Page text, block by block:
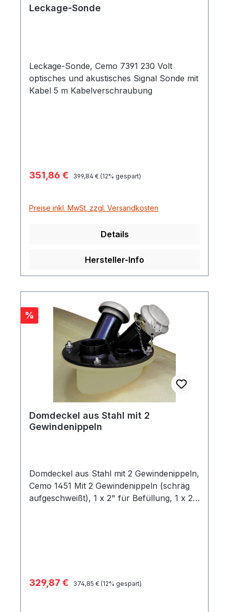
Leckage-Sonde
Leckage-Sonde, Cemo 7391 230 Volt
optisches und akustisches Signal Sonde mit
Kabel 5 m Kabelverschraubung
Verkaufspreis:
351,86 € Regulärer Preis:
399,84 € (12% gespart)
Preise inkl. MwSt. zzgl. Versandkosten
Details
Hersteller-Info
Rabatt
%
Domdeckel aus Stahl mit 2
Gewindenippeln
Domdeckel aus Stahl mit 2 Gewindenippeln,
Cemo 1451 Mit 2 Gewindenippeln (schräg
aufgeschweißt), 1 x 2" für Befüllung, 1 x 2"
Verkaufspreis:
329,87 € Regulärer Preis:
374,85 € (12% gespart)